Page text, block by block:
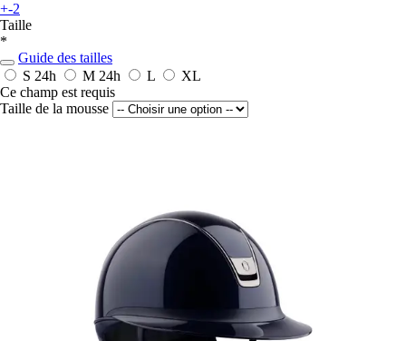
+-2
Taille
*
Guide des tailles
S 24h M 24h L
XL
Ce champ est requis
Taille de la mousse